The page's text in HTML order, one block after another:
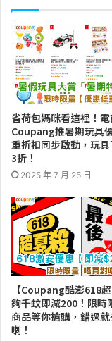
省荷包媽咪看這裡！
Coupang推暑期玩具
重折扣同步啟動，玩
3折！
2025 年 7 月 25 日
【Coupang酷澎618
夠千蚊即減200！限時
商品等你搶購，錯過
喇！